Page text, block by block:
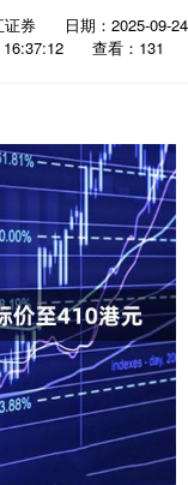
证券
日期：2025-09-24
16:37:12
查看：131